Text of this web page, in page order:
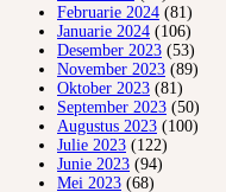
Februarie 2024 (81)
Januarie 2024 (106)
Desember 2023 (53)
November 2023 (89)
Oktober 2023 (81)
September 2023 (50)
Augustus 2023 (100)
Julie 2023 (122)
Junie 2023 (94)
Mei 2023 (68)